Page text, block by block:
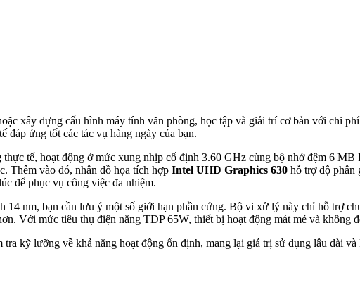
xây dựng cấu hình máy tính văn phòng, học tập và giải trí cơ bản với chi
ứng tốt các tác vụ hàng ngày của bạn.
thực tế, hoạt động ở mức xung nhịp cố định 3.60 GHz cùng bộ nhớ đệm 6
Thêm vào đó, nhân đồ họa tích hợp Intel UHD Graphics 630 hỗ trợ độ phân
để phục vụ công việc đa nhiệm.
14 nm, bạn cần lưu ý một số giới hạn phần cứng. Bộ vi xử lý này chỉ hỗ trợ
Với mức tiêu thụ điện năng TDP 65W, thiết bị hoạt động mát mẻ và không
kỹ lưỡng về khả năng hoạt động ổn định, mang lại giá trị sử dụng lâu dài